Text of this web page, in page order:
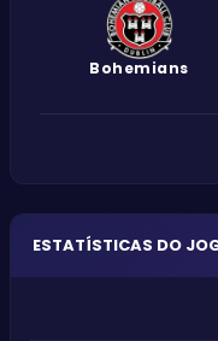
Bohemians
ESTATÍSTICAS DO